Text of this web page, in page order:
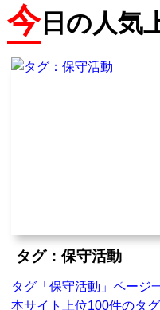
今日の人気
タグ：保守活動
タグ「保守活動」ページ
本サイト上位100件のタグ